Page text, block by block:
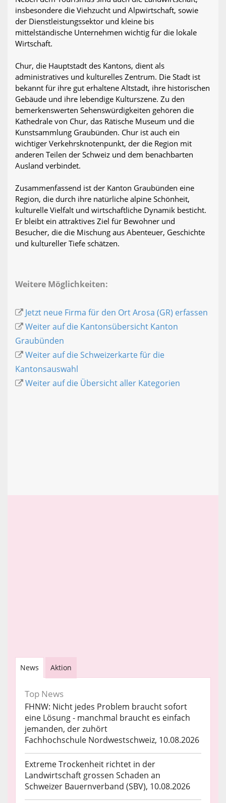
insbesondere die Viehzucht und Alpwirtschaft, sowie
der Dienstleistungssektor und kleine bis
mittelständische Unternehmen wichtig für die lokale
Wirtschaft.
Chur, die Hauptstadt des Kantons, dient als
administratives und kulturelles Zentrum. Die Stadt ist
bekannt für ihre gut erhaltene Altstadt, ihre historischen
Gebäude und ihre lebendige Kulturszene. Zu den
bemerkenswerten Sehenswürdigkeiten gehören die
Kathedrale von Chur, das Rätische Museum und die
Kunstsammlung Graubünden. Chur ist auch ein
wichtiger Verkehrsknotenpunkt, der die Region mit
anderen Teilen der Schweiz und dem benachbarten
Ausland verbindet.
Zusammenfassend ist der Kanton Graubünden eine
Region, die durch ihre natürliche alpine Schönheit,
kulturelle Vielfalt und wirtschaftliche Dynamik besticht.
Er bleibt ein attraktives Ziel für Bewohner und
Besucher, die die Mischung aus Abenteuer, Geschichte
und kultureller Tiefe schätzen.
Weitere Möglichkeiten:
Jetzt neue Firma für den Ort Arosa (GR) erfassen
Weiter auf die Kantonsübersicht Kanton
Graubünden
Weiter auf die Schweizerkarte für die
Kantonsauswahl
Weiter auf die Übersicht aller Kategorien
News Aktion
Top News
FHNW: Nicht jedes Problem braucht sofort
eine Lösung - manchmal braucht es einfach
jemanden, der zuhört
Fachhochschule Nordwestschweiz, 10.08.2026
Extreme Trockenheit richtet in der
Landwirtschaft grossen Schaden an
Schweizer Bauernverband (SBV), 10.08.2026